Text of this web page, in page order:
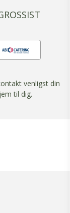
venligst din
til dig.